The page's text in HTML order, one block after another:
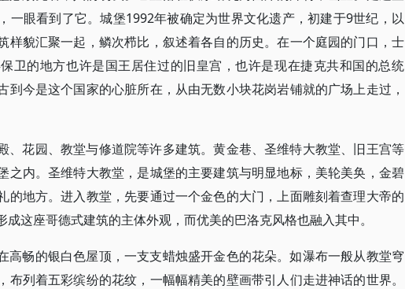
一眼看到了它。城堡1992年被确定为世界文化遗产，初建于9世纪，以
样貌汇聚一起，鳞次栉比，叙述着各自的历史。在一个庭园的门口，士
卫的地方也许是国王居住过的旧皇宫，也许是现在捷克共和国的总统
到今是这个国家的心脏所在，从由无数小块花岗岩铺就的广场上走过，
、花园、教堂与修道院等许多建筑。黄金巷、圣维特大教堂、旧王宫等
之内。圣维特大教堂，是城堡的主要建筑与明显地标，美轮美奂，金碧
的地方。进入教堂，先要通过一个金色的大门，上面雕刻着查理大帝的
这座哥德式建筑的主体外观，而优美的巴洛克风格也融入其中。
高畅的银白色屋顶，一支支蜡烛盛开金色的花朵。如瀑布一般从教堂穹
布列着五彩缤纷的花纹，一幅幅精美的壁画带引人们走进神话的世界。